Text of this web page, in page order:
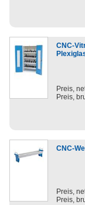
CNC-
Preis,
Preis,
CNC-
Preis,
Preis,